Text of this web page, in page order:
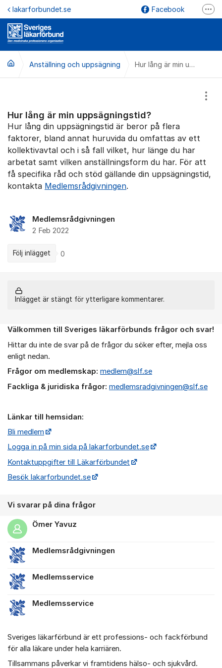
Hoppa till innehåll
lakarforbundet.se Facebook
LinkedIn
Anställning och uppsägning Hur lång är min uppsägningstid?
Hur lång är min uppsägningstid?
Hur lång din uppsägningstid är beror på flera
faktorer, bland annat huruvida du omfattas av ett
kollektivavtal och i så fall vilket, hur länge du har
arbetat samt vilken anställningsform du har. För att
få specifika råd och stöd gällande din uppsägningstid,
kontakta Medlemsrådgivningen.
Medlemsrådgivningen
2 Feb 2022
Följ inlägget 0
Inlägget är stängt för ytterligare kommentarer.
Om forumet
Välkommen till Sveriges läkarförbunds frågor och svar!
Hittar du inte de svar på de frågor du söker efter, mejla oss
enligt nedan.
Frågor om medlemskap: medlem@slf.se
Fackliga & juridiska frågor: medlemsradgivningen@slf.se
Länkar till hemsidan:
Bli medlem
Logga in på min sida på lakarforbundet.se
Kontaktuppgifter till Läkarförbundet
Besök lakarforbundet.se
Vi svarar på dina frågor
Ömer Yavuz
Medlemsrådgivningen
Medlemsservice
Medlemsservice
Sveriges läkarförbund är ett professions- och fackförbund
för alla läkare under hela karriären.
Tillsammans påverkar vi framtidens hälso- och sjukvård.